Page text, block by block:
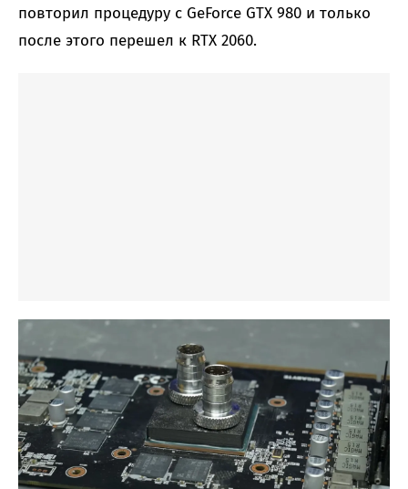
повторил процедуру с GeForce GTX 980 и только
после этого перешел к RTX 2060.